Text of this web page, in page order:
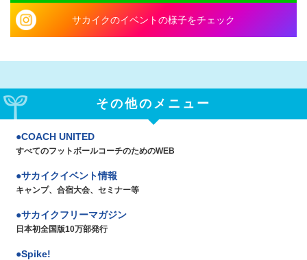
サカイクのイベントの様子をチェック
その他のメニュー
COACH UNITED
すべてのフットボールコーチのためのWEB
サカイクイベント情報
キャンプ、合宿大会、セミナー等
サカイクフリーマガジン
日本初全国版10万部発行
Spike!